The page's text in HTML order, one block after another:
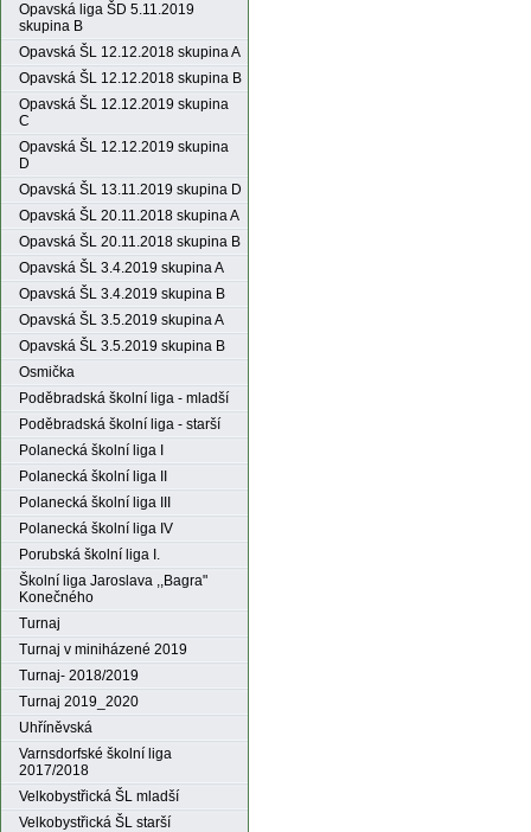
Opavská liga ŠD 5.11.2019
skupina B
Opavská ŠL 12.12.2018 skupina A
Opavská ŠL 12.12.2018 skupina B
Opavská ŠL 12.12.2019 skupina
C
Opavská ŠL 12.12.2019 skupina
D
Opavská ŠL 13.11.2019 skupina D
Opavská ŠL 20.11.2018 skupina A
Opavská ŠL 20.11.2018 skupina B
Opavská ŠL 3.4.2019 skupina A
Opavská ŠL 3.4.2019 skupina B
Opavská ŠL 3.5.2019 skupina A
Opavská ŠL 3.5.2019 skupina B
Osmička
Poděbradská školní liga - mladší
Poděbradská školní liga - starší
Polanecká školní liga I
Polanecká školní liga II
Polanecká školní liga III
Polanecká školní liga IV
Porubská školní liga I.
Školní liga Jaroslava ,,Bagra"
Konečného
Turnaj
Turnaj v miniházené 2019
Turnaj- 2018/2019
Turnaj 2019_2020
Uhříněvská
Varnsdorfské školní liga
2017/2018
Velkobystřická ŠL mladší
Velkobystřická ŠL starší